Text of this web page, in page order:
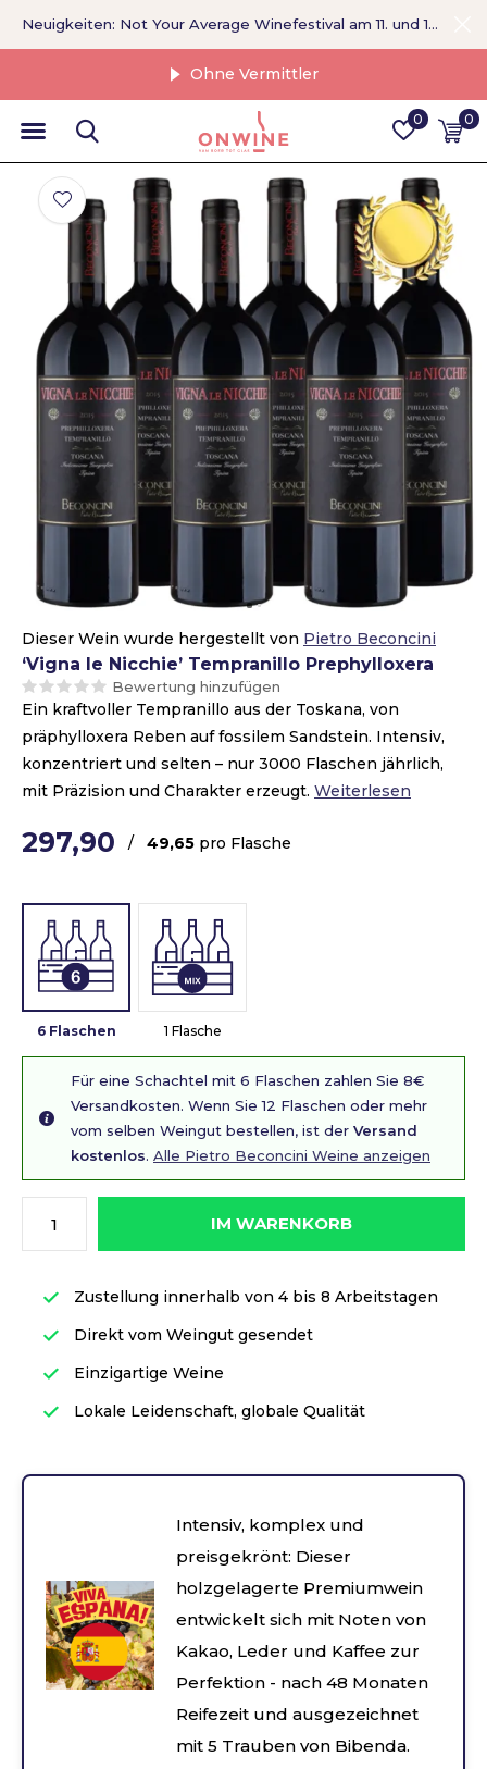
0 0
Ohne Vermittler
Neuigkeiten: Not Your Average Winefestival am 11. und 12. September >
Dieser Wein wurde hergestellt von Pietro Beconcini
‘Vigna le Nicchie’ Tempranillo Prephylloxera
Bewertung hinzufügen
Ein kraftvoller Tempranillo aus der Toskana, von
präphylloxera Reben auf fossilem Sandstein. Intensiv,
konzentriert und selten – nur 3000 Flaschen jährlich,
mit Präzision und Charakter erzeugt. Weiterlesen
297,90 / 49,65 pro Flasche
6 Flaschen 1 Flasche
Für eine Schachtel mit 6 Flaschen zahlen Sie 8€
Versandkosten. Wenn Sie 12 Flaschen oder mehr
vom selben Weingut bestellen, ist der Versand
kostenlos. Alle Pietro Beconcini Weine anzeigen
IM WARENKORB
Zustellung innerhalb von 4 bis 8 Arbeitstagen
Direkt vom Weingut gesendet
Einzigartige Weine
Lokale Leidenschaft, globale Qualität
Intensiv, komplex und
preisgekrönt: Dieser
holzgelagerte Premiumwein
entwickelt sich mit Noten von
Kakao, Leder und Kaffee zur
Perfektion - nach 48 Monaten
Reifezeit und ausgezeichnet
mit 5 Trauben von Bibenda.